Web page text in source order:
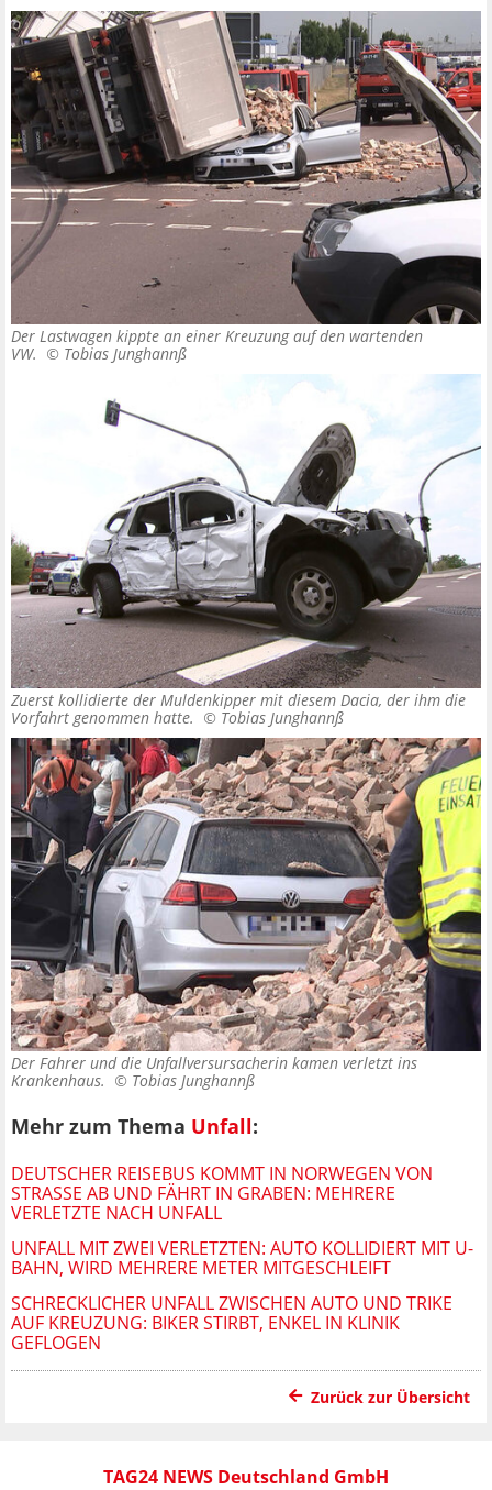
Der Lastwagen kippte an einer Kreuzung auf den wartenden
VW. © Tobias Junghannß
Zuerst kollidierte der Muldenkipper mit diesem Dacia, der ihm die
Vorfahrt genommen hatte. © Tobias Junghannß
Der Fahrer und die Unfallversursacherin kamen verletzt ins
Krankenhaus. © Tobias Junghannß
Mehr zum Thema Unfall:
DEUTSCHER REISEBUS KOMMT IN NORWEGEN VON
STRASSE AB UND FÄHRT IN GRABEN: MEHRERE V
ERLETZTE NACH UNFALL
UNFALL MIT ZWEI VERLETZTEN: AUTO KOLLIDIERT MIT U-
BAHN, WIRD MEHRERE METER MITGESCHLEIFT
SCHRECKLICHER UNFALL ZWISCHEN AUTO UND TRIKE
AUF KREUZUNG: BIKER STIRBT, ENKEL IN KLINIK
GEFLOGEN
Zurück zur Übersicht
TAG24 NEWS Deutschland GmbH